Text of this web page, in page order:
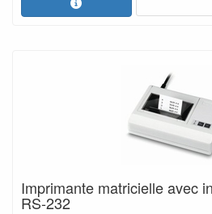
Imprimante matricielle avec
RS-232